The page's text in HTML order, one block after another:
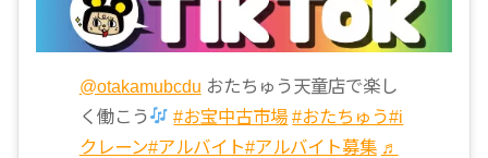
@otakamubcdu おたちゅう天童店で楽し
く働こう
#お宝中古市場 #おたちゅう#i
クレーン#アルバイト#アルバイト募集 ♬